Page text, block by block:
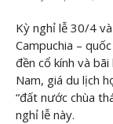
Kỳ nghỉ lễ 30/4
Campuchia –
đền cổ kính và
Nam, giá du lịch
“đất nước chùa
nghỉ lễ này.